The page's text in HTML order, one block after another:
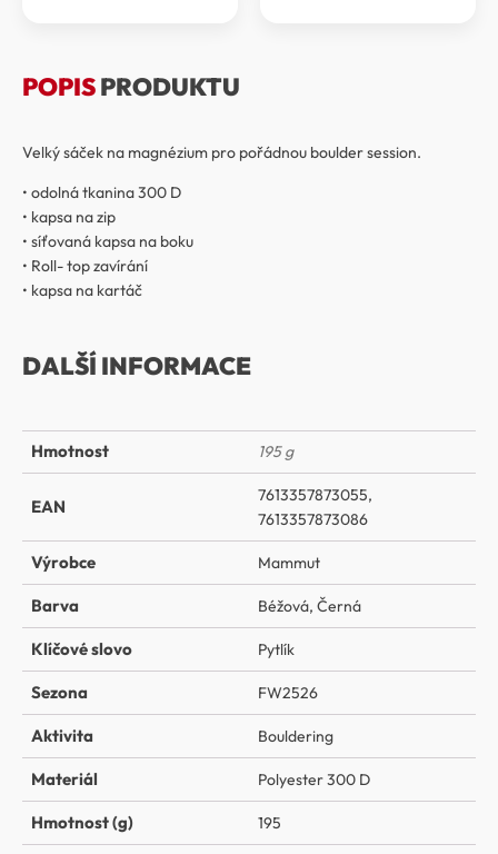
POPISPRODUKTU
Velký sáček na magnézium pro pořádnou boulder session.
• odolná tkanina 300 D
• kapsa na zip
• síťovaná kapsa na boku
• Roll- top zavírání
• kapsa na kartáč
DALŠÍ INFORMACE
Hmotnost 195 g
EAN
7613357873055,
7613357873086
Výrobce Mammut
Barva Béžová, Černá
Klíčové slovo Pytlík
Sezona FW2526
Aktivita Bouldering
Materiál Polyester 300 D
Hmotnost (g) 195